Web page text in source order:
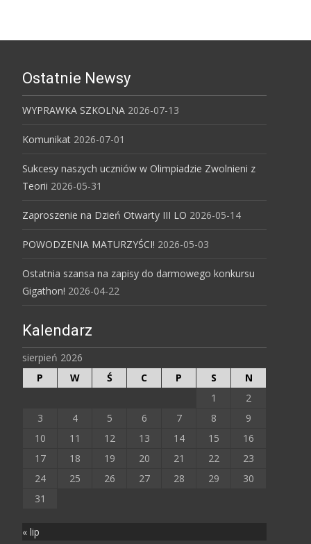
Ostatnie Newsy
WYPRAWKA SZKOLNA 2026-07-13
Komunikat 2026-07-01
Sukcesy naszych uczniów w Olimpiadzie Zwolnieni z
Teorii 2026-05-31
Zaproszenie na Dzień Otwarty III LO 2026-05-14
POWODZENIA MATURZYŚCI! 2026-05-03
Ostatnia szansa na zapisy do darmowego konkursu
Gigathon! 2026-04-22
Kalendarz
sierpień 2026
P
W Ś C P S
N
1
2
3
4 5 6 7 8
9
10
11 12 13 14 15
16
17
18 19 20 21 22
23
24
25 26 27 28 29
30
31
« lip